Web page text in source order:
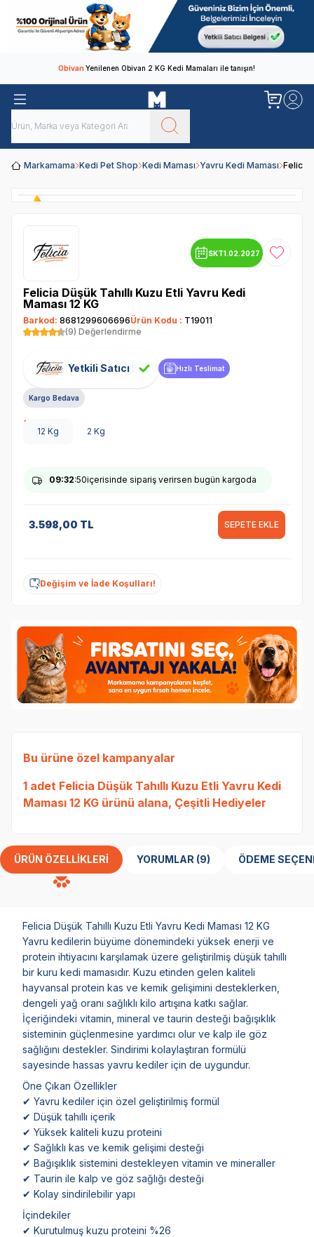
ObivanYenilenen Obivan 2 KG Kedi Mamaları ile tanışın!
Markamama Kedi Pet Shop Kedi Maması Yavru Kedi Maması Felicia
SKT1.02.2027 Favoriye
Felicia Düşük Tahıllı Kuzu Etli Yavru Kedi
Maması 12 KG
Barkod: 8681299606696Ürün Kodu : T19011
(9) Değerlendirme
Yetkili Satıcı Hızlı Teslimat
Kargo Bedava
12 Kg 2 Kg
09:32:49içerisinde sipariş verirsen bugün kargoda
3.598,00 TL SEPETE EKLE
Değişim ve İade Koşulları!
Bu ürüne özel kampanyalar
1 adet Felicia Düşük Tahıllı Kuzu Etli Yavru Kedi
Maması 12 KG ürünü alana, Çeşitli Hediyeler
ÜRÜN ÖZELLIKLERI YORUMLAR (9) ÖDEME
Felicia Düşük Tahıllı Kuzu Etli Yavru Kedi Maması 12 KG
Yavru kedilerin büyüme dönemindeki yüksek enerji ve
protein ihtiyacını karşılamak üzere geliştirilmiş düşük tahıllı
bir kuru kedi mamasıdır. Kuzu etinden gelen kaliteli
hayvansal protein kas ve kemik gelişimini desteklerken,
dengeli yağ oranı sağlıklı kilo artışına katkı sağlar.
İçeriğindeki vitamin, mineral ve taurin desteği bağışıklık
sisteminin güçlenmesine yardımcı olur ve kalp ile göz
sağlığını destekler. Sindirimi kolaylaştıran formülü
sayesinde hassas yavru kediler için de uygundur.
Öne Çıkan Özellikler
✔ Yavru kediler için özel geliştirilmiş formül
✔ Düşük tahıllı içerik
✔ Yüksek kaliteli kuzu proteini
✔ Sağlıklı kas ve kemik gelişimi desteği
✔ Bağışıklık sistemini destekleyen vitamin ve mineraller
✔ Taurin ile kalp ve göz sağlığı desteği
✔ Kolay sindirilebilir yapı
İçindekiler
✔ Kurutulmuş kuzu proteini %26